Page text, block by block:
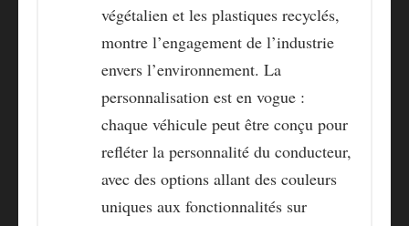
végétalien et les plastiques recyclés,
montre l’engagement de l’industrie
envers l’environnement. La
personnalisation est en vogue :
chaque véhicule peut être conçu pour
refléter la personnalité du conducteur,
avec des options allant des couleurs
uniques aux fonctionnalités sur